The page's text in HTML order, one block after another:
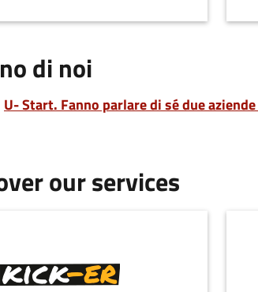
creation and development of
di noi
U- Start. Fanno parlare di sé due
our services